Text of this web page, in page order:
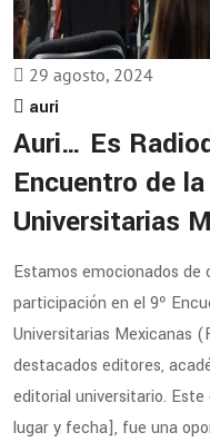
29 agosto, 2024
auri
Auri… Es
Encuentro de
Universitarias
Estamos emocionados
participación en el 9º
Universitarias Mexicanas
destacados editores,
editorial universitario.
lugar y fecha], fue una